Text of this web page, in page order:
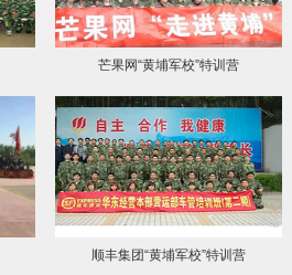
芒果网“黄埔军校”特训营
顺丰集团“黄埔军校”特训营